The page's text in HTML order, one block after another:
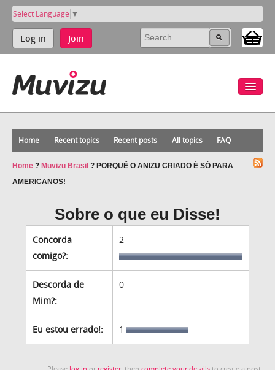
Select Language ▼
Log in Join
Home Recent topics Recent posts All topics FAQ
Home ? Muvizu Brasil ? PORQUÊ O ANIZU CRIADO É SÓ PARA
AMERICANOS!
Sobre o que eu Disse!
Concorda
comigo?:
2
Descorda de
Mim?:
0
Eu estou errado!: 1